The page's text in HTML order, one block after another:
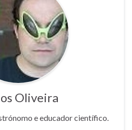
Oliveira
e educador científico.